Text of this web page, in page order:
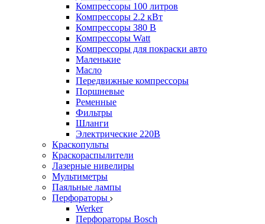
Компрессоры 100 литров
Компрессоры 2.2 кВт
Компрессоры 380 В
Компрессоры Watt
Компрессоры для покраски авто
Маленькие
Масло
Передвижные компрессоры
Поршневые
Ременные
Фильтры
Шланги
Электрические 220В
Краскопульты
Краскораспылители
Лазерные нивелиры
Мультиметры
Паяльные лампы
Перфораторы
Werker
Перфораторы Bosch